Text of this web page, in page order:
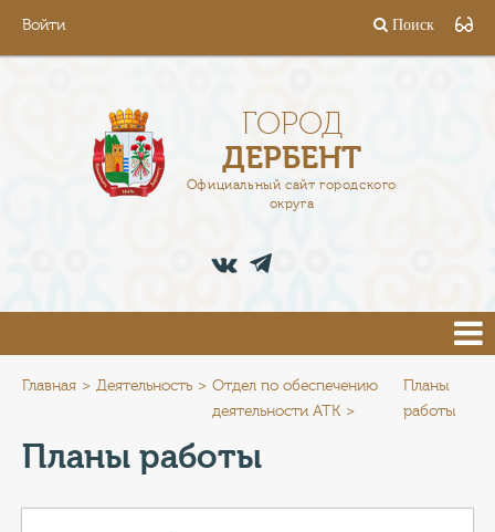
Войти Поиск
ГОРОД
ДЕРБЕНТ
Официальный сайт городского
округа
АДМИНИСТРАЦИЯ
ПРЕСС-ЦЕНТР
ТУРИСТАМ
Главная Деятельность
Отдел по обеспечению
деятельности АТК
Планы
работы
Планы работы